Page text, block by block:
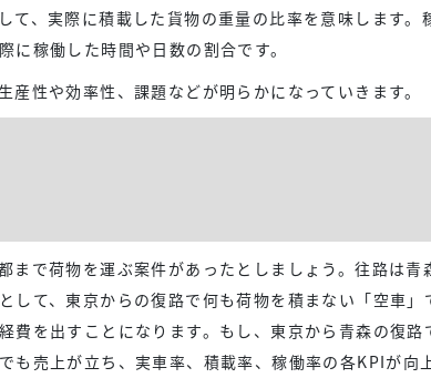
て、実際に積載した貨物の重量の比率を意味します。
稼働した時間や日数の割合です。
性や効率性、課題などが明らかになっていきます。
まで荷物を運ぶ案件があったとしましょう。往路は青
して、東京からの復路で何も荷物を積まない「空車」
費を出すことになります。もし、東京から青森の復路
も売上が立ち、実車率、積載率、稼働率の各KPIが向